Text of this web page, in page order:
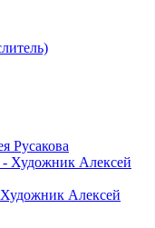
Русакова
- Художник Алексей
Алексей